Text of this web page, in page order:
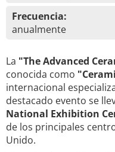
Frecuencia:
anualmente
La "The Advanced
conocida como
internacional
destacado evento se
National Exhibition
de los principales
Unido.